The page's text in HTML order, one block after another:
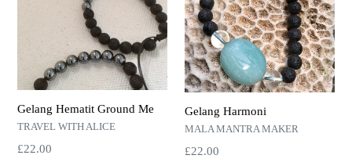
Gelang Hematit Ground Me
TRAVEL WITH ALICE
Harga
£22.00
Gelang Harmoni
MALA MANTRA MAKER
Harga
£22.00